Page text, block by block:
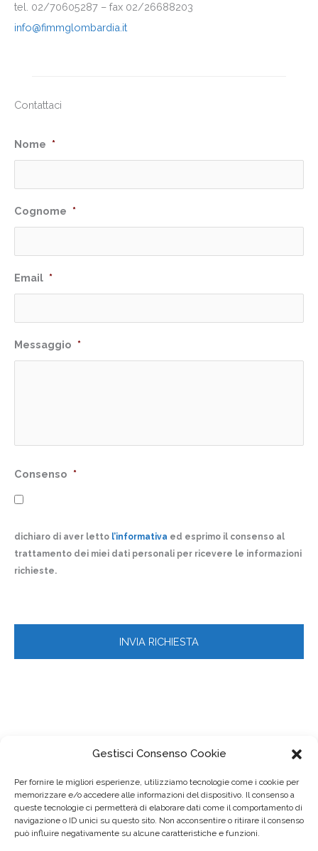
Gestisci Consenso Cookie
Per fornire le migliori esperienze, utilizziamo tecnologie come i cookie per
memorizzare e/o accedere alle informazioni del dispositivo. Il consenso a
queste tecnologie ci permetterà di elaborare dati come il comportamento di
navigazione o ID unici su questo sito. Non acconsentire o ritirare il consenso
può influire negativamente su alcune caratteristiche e funzioni.
tel. 02/70605287 – fax 02/26688203
info@fimmglombardia.it
Contattaci
Nome *
Cognome *
Email *
Messaggio *
Consenso *
dichiaro di aver letto l’informativa ed esprimo il consenso al
trattamento dei miei dati personali per ricevere le informazioni
richieste.